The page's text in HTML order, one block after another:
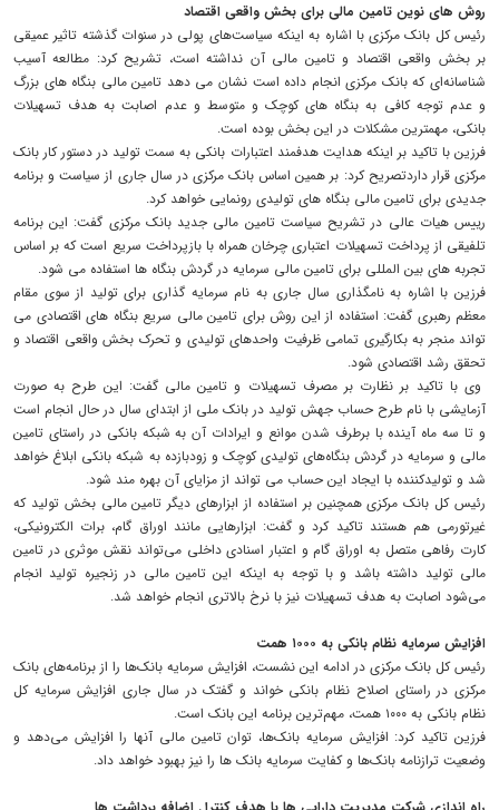
روش های نوین تامین مالی برای بخش واقعی اقتصاد
رئیس کل بانک مرکزی با اشاره به اینکه سیاست‌های پولی در سنوات گذشته تاثیر عمیقی
بر بخش واقعی اقتصاد و تامین مالی آن نداشته است، تشریح کرد: مطالعه آسیب
شناسانه‌ای که بانک مرکزی انجام داده است نشان می دهد تامین مالی بنگاه های بزرگ
و عدم توجه کافی به بنگاه های کوچک و متوسط و عدم اصابت به هدف تسهیلات
بانکی، مهمترین مشکلات در این بخش بوده است.
فرزین با تاکید بر اینکه هدایت هدفمند اعتبارات بانکی به سمت تولید در دستور کار بانک
مرکزی قرار داردتصریح کرد: بر همین اساس بانک مرکزی در سال جاری از سیاست و برنامه
جدیدی برای تامین مالی بنگاه های تولیدی رونمایی خواهد کرد.
رییس هیات عالی در تشریح سیاست تامین مالی جدید بانک مرکزی گفت: این برنامه
تلفیقی از پرداخت تسهیلات اعتباری چرخان همراه با بازپرداخت سریع است که بر اساس
تجربه های بین المللی برای تامین مالی سرمایه در گردش بنگاه ها استفاده می شود.
فرزین با اشاره به نامگذاری سال جاری به نام سرمایه گذاری برای تولید از سوی مقام
تواند منجر به بکارگیری تمامی ظرفیت واحدهای تولیدی و تحرک بخش واقعی اقتصاد و
تحقق رشد اقتصادی شود.
وی با تاکید بر نظارت بر مصرف تسهیلات و تامین مالی گفت: این طرح به صورت
آزمایشی با نام طرح حساب جهش تولید در بانک ملی از ابتدای سال در حال انجام است
و تا سه ماه آینده با برطرف شدن موانع و ایرادات آن به شبکه بانکی در راستای تامین
مالی و سرمایه در گردش بنگاه‌های تولیدی کوچک و زودبازده به شبکه بانکی ابلاغ خواهد
شد و تولیدکننده با ایجاد این حساب می تواند از مزایای آن بهره مند شود.
رئیس کل بانک مرکزی همچنین بر استفاده از ابزارهای دیگر تامین مالی بخش تولید که
غیرتورمی هم هستند تاکید کرد و گفت: ابزارهایی مانند اوراق گام، برات الکترونیکی،
کارت رفاهی متصل به اوراق گام و اعتبار اسنادی داخلی می‌تواند نقش موثری در تامین
مالی تولید داشته باشد و با توجه به اینکه این تامین مالی در زنجیره تولید انجام
می‌شود اصابت به هدف تسهیلات نیز با نرخ بالاتری انجام خواهد شد.
افزایش سرمایه نظام بانکی به ۱۰۰۰ همت
رئیس کل بانک مرکزی در ادامه این نشست، افزایش سرمایه بانک‌ها را از برنامه‌های بانک
مرکزی در راستای اصلاح نظام بانکی خواند و گفتک در سال جاری افزایش سرمایه کل
نظام بانکی به ۱۰۰۰ همت، مهم‌ترین برنامه‌ این بانک است.
فرزین تاکید کرد: افزایش سرمایه بانک‌ها، توان تامین مالی آنها را افزایش می‌دهد و
وضعیت ترازنامه بانک‌ها و کفایت سرمایه بانک ها را نیز بهبود خواهد داد.